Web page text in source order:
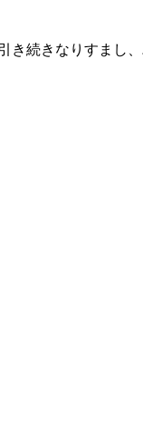
き続きなりすまし